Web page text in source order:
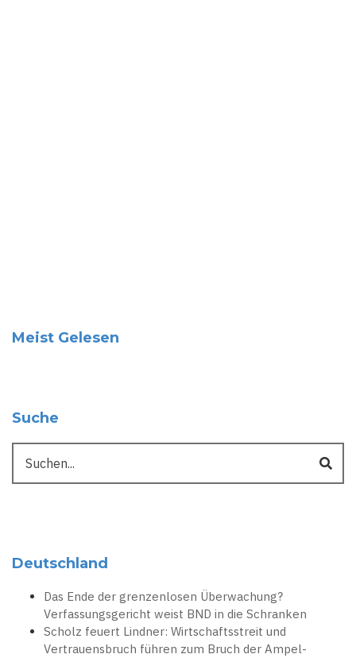
Meist Gelesen
Suche
Deutschland
Das Ende der grenzenlosen Überwachung?
Verfassungsgericht weist BND in die Schranken
Scholz feuert Lindner: Wirtschaftsstreit und
Vertrauensbruch führen zum Bruch der Ampel-